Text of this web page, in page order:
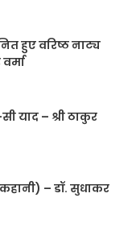
हुए वरिष्ठ नाट्य
याद – श्री ठाकुर
– डॉ. सुधाकर